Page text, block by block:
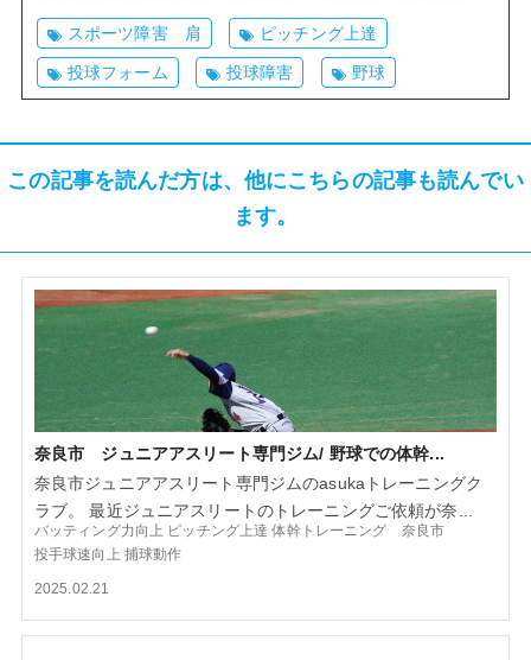
スポーツ障害 肩 ピッチング上達
投球フォーム 投球障害 野球
この記事を読んだ方は、他にこちらの記事も読んでい
ます。
奈良市 ジュニアアスリート専門ジム/ 野球での体幹...
奈良市ジュニアアスリート専門ジムのasukaトレーニングク
ラブ。 最近ジュニアスリートのトレーニングご依頼が奈...
バッティング力向上 ピッチング上達 体幹トレーニング 奈良市
投手球速向上 捕球動作
2025.02.21